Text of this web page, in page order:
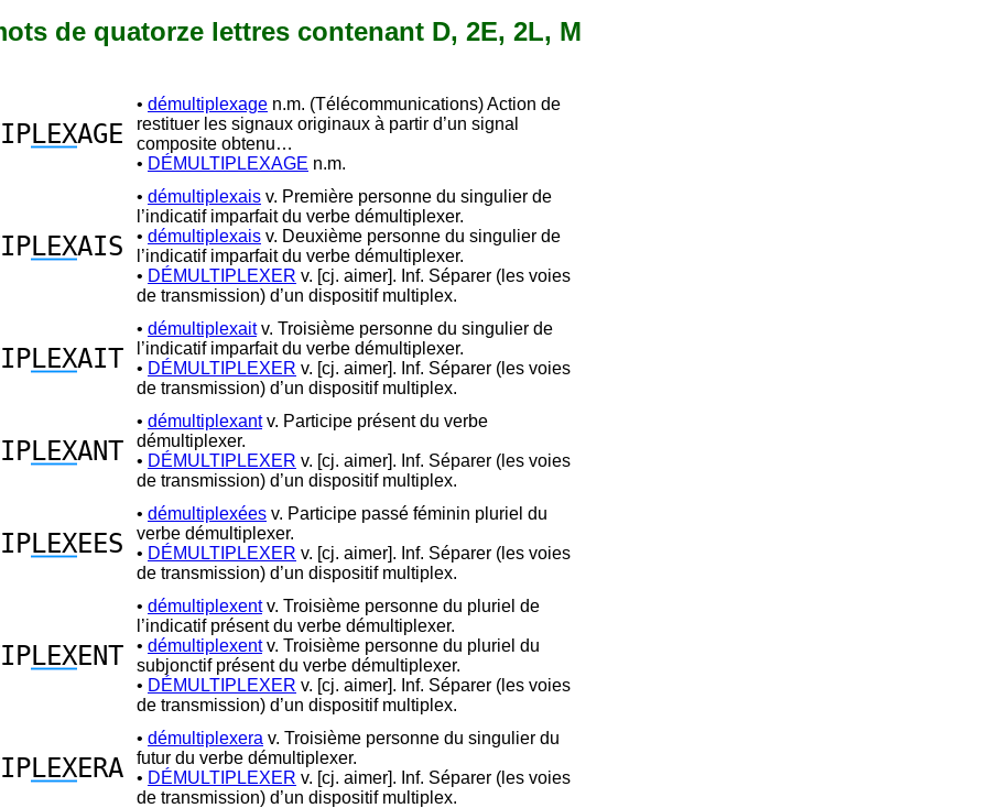
de quatorze lettres contenant D, 2E, 2L, M
LEXAGE
• démultiplexage n.m. (Télécommunications) Action de
restituer les signaux originaux à partir d’un signal
composite obtenu…
• DÉMULTIPLEXAGE n.m.
LEXAIS
• démultiplexais v. Première personne du singulier de
l’indicatif imparfait du verbe démultiplexer.
• démultiplexais v. Deuxième personne du singulier de
l’indicatif imparfait du verbe démultiplexer.
• DÉMULTIPLEXER v. [cj. aimer]. Inf. Séparer (les voies
de transmission) d’un dispositif multiplex.
LEXAIT
• démultiplexaitv. Troisième personne du singulier de
l’indicatif imparfait du verbe démultiplexer.
• DÉMULTIPLEXER v. [cj. aimer]. Inf. Séparer (les voies
de transmission) d’un dispositif multiplex.
LEXANT
• démultiplexantv. Participe présent du verbe
démultiplexer.
• DÉMULTIPLEXER v. [cj. aimer]. Inf. Séparer (les voies
de transmission) d’un dispositif multiplex.
LEXEES
• démultiplexées v. Participe passé féminin pluriel du
verbe démultiplexer.
• DÉMULTIPLEXER v. [cj. aimer]. Inf. Séparer (les voies
de transmission) d’un dispositif multiplex.
LEXENT
• démultiplexentv. Troisième personne du pluriel de
l’indicatif présent du verbe démultiplexer.
• démultiplexentv. Troisième personne du pluriel du
subjonctif présent du verbe démultiplexer.
• DÉMULTIPLEXER v. [cj. aimer]. Inf. Séparer (les voies
de transmission) d’un dispositif multiplex.
LEXERA
• démultiplexera v. Troisième personne du singulier du
futur du verbe démultiplexer.
• DÉMULTIPLEXER v. [cj. aimer]. Inf. Séparer (les voies
de transmission) d’un dispositif multiplex.